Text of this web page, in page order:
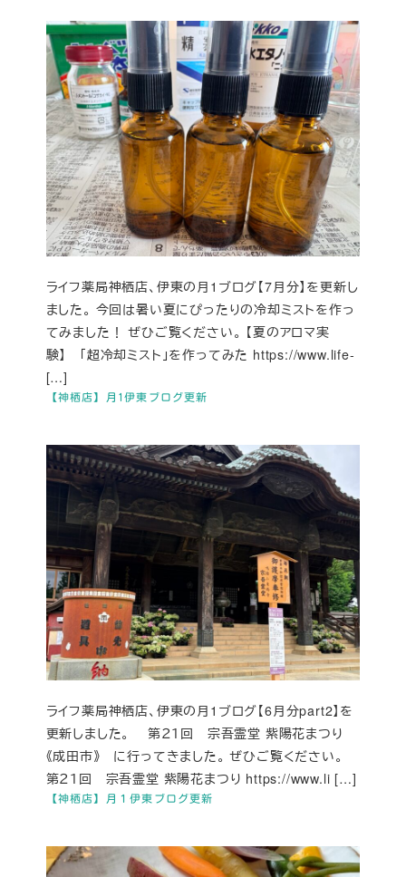
【神栖店】月1伊東ブログ更新
ライフ薬局神栖店、伊東の月1ブログ【7月分】を更新し
ました。 今回は暑い夏にぴったりの冷却ミストを作っ
てみました！ ぜひご覧ください。 【夏のアロマ実
験】 「超冷却ミスト」を作ってみた https://www.life-
[…]
【神栖店】月１伊東ブログ更新
ライフ薬局神栖店、伊東の月1ブログ【6月分part2】を
更新しました。 第２１回 宗吾霊堂 紫陽花まつり
《成田市》 に行ってきました。 ぜひご覧ください。
第２１回 宗吾霊堂 紫陽花まつり https://www.li […]